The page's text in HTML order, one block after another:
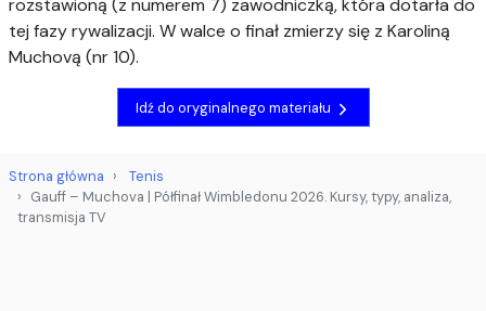
rozstawioną (z numerem 7) zawodniczką, która dotarła do
tej fazy rywalizacji. W walce o finał zmierzy się z Karoliną
Muchovą (nr 10).
Idź do oryginalnego materiału
Strona główna
Tenis
Gauff – Muchova | Półfinał Wimbledonu 2026. Kursy, typy, analiza,
transmisja TV